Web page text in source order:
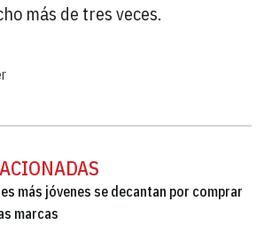
más de tres veces.
más jóvenes se decantan por comprar
marcas